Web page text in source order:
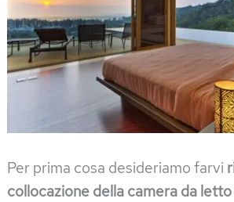
Per prima cosa desideriamo farvi
collocazione della camera da letto